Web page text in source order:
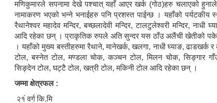
मणिकुमारले सपनामा देखे पश्चात् यहाँ आएर खर्क (गोठ)हरु चलाएको हुनाले
नामाकरण भएको भन्ने भनाईहरु पनि प्रशस्त पाईन्छ । यहाँको पर्यटकीय
रैथानेश्वर महादेव मन्दिर, बच्छलादेवी मन्दिर, टालटुलेश्वरी मन्दिर, नाधी
आदि रहेका छन् । प्राकृतिक रुपले अति सुन्दर यस ठाँउ अलैंची खेतीको
। यहाँको मुख्य बस्तीहरुमा रैथाने, मानेखर्क, खलगा, नाधी घ्याङ, ढाडखर्क
टोल, बस्नेत टोल, मण्डला चोक, कञ्चन टोल, मिलन चोक, सिङ्गार
सिङ्देन टोल, घट्टै टोल, खत्री टोल, मकिनी टोल आदि रहेका छन् ।
जम्मा क्षेत्रफल :
२१ं वर्ग कि.मि